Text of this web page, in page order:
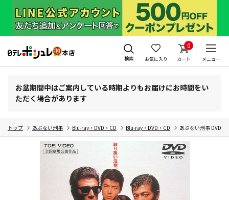
検索 お気に入り
0
カート メニュー
お盆期間中はご案内している時期よりもお届けにお時間をい
ただく場合があります
トップ あぶない刑事 Blu-ray・DVD・CD Blu-ray・DVD・CD あぶない刑事 DVD